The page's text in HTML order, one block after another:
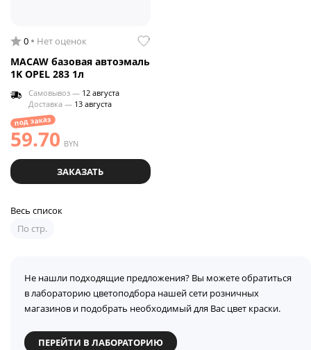
0 Нет оценок
MACAW базовая автоэмаль
1K OPEL 283 1л
Самовывоз — 12 августа
Доставка — 13 августа
под заказ
59.70 BYN
ЗАКАЗАТЬ
Весь список
По стр.
Не нашли подходящие предложения? Вы можете обратиться
в лабораторию цветоподбора нашей сети розничных
магазинов и подобрать необходимый для Вас цвет краски.
ПЕРЕЙТИ В ЛАБОРАТОРИЮ